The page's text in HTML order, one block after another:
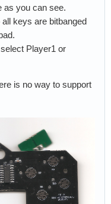
as you can see.
keys are bitbanged
Player1 or
is no way to support